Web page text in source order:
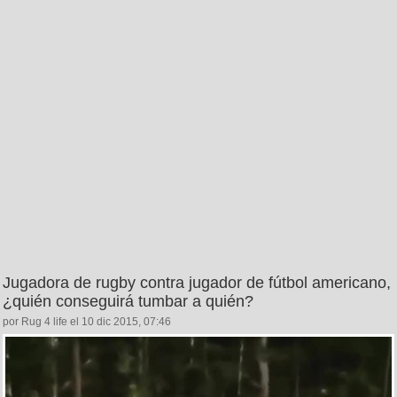
Jugadora de rugby contra jugador de fútbol americano,
¿quién conseguirá tumbar a quién?
por Rug 4 life el 10 dic 2015, 07:46